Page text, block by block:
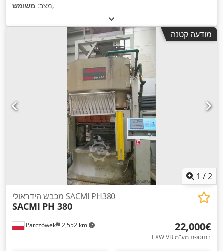
מצב: משומש ,
מודעה קטנה
1 /2
Parczówek 2,552 km
מכבש הידראולי SACMI PH380
SACMI PH 380
‏22,000 ‏€
EXW VB בתוספת מע"מ